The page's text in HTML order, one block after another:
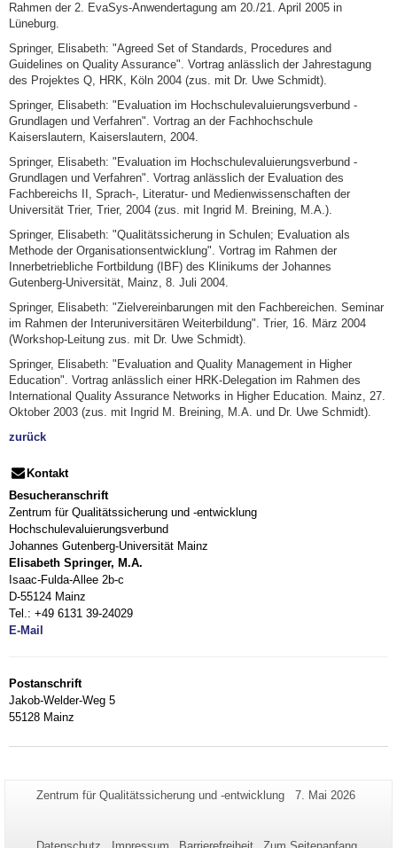
Rahmen der 2. EvaSys-Anwendertagung am 20./21. April 2005 in
Lüneburg.
Springer, Elisabeth: "Agreed Set of Standards, Procedures and
Guidelines on Quality Assurance". Vortrag anlässlich der Jahrestagung
des Projektes Q, HRK, Köln 2004 (zus. mit Dr. Uwe Schmidt).
Springer, Elisabeth: "Evaluation im Hochschulevaluierungsverbund -
Grundlagen und Verfahren". Vortrag an der Fachhochschule
Kaiserslautern, Kaiserslautern, 2004.
Springer, Elisabeth: "Evaluation im Hochschulevaluierungsverbund -
Grundlagen und Verfahren". Vortrag anlässlich der Evaluation des
Fachbereichs II, Sprach-, Literatur- und Medienwissenschaften der
Universität Trier, Trier, 2004 (zus. mit Ingrid M. Breining, M.A.).
Springer, Elisabeth: "Qualitätssicherung in Schulen; Evaluation als
Methode der Organisationsentwicklung". Vortrag im Rahmen der
Innerbetriebliche Fortbildung (IBF) des Klinikums der Johannes
Gutenberg-Universität, Mainz, 8. Juli 2004.
Springer, Elisabeth: "Zielvereinbarungen mit den Fachbereichen. Seminar
im Rahmen der Interuniversitären Weiterbildung". Trier, 16. März 2004
(Workshop-Leitung zus. mit Dr. Uwe Schmidt).
Springer, Elisabeth: "Evaluation and Quality Management in Higher
Education". Vortrag anlässlich einer HRK-Delegation im Rahmen des
International Quality Assurance Networks in Higher Education. Mainz, 27.
Oktober 2003 (zus. mit Ingrid M. Breining, M.A. und Dr. Uwe Schmidt).
zurück
Kontakt
Besucheranschrift
Zentrum für Qualitätssicherung und -entwicklung
Hochschulevaluierungsverbund
Johannes Gutenberg-Universität Mainz
Elisabeth Springer, M.A.
Isaac-Fulda-Allee 2b-c
D-55124 Mainz
Tel.: +49 6131 39-24029
E-Mail
Postanschrift
Jakob-Welder-Weg 5
55128 Mainz
Zusätzliche
Seiten-
Zentrum für Qualitätssicherung und -entwicklung
Letzte
7. Mai 2026